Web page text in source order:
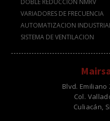
VARIADORES DE FRECUENCIA
AUTOMATIZACION
SISTEMA DE VENTILACION
Blvd. Emiliano
Col.
Culiacán,